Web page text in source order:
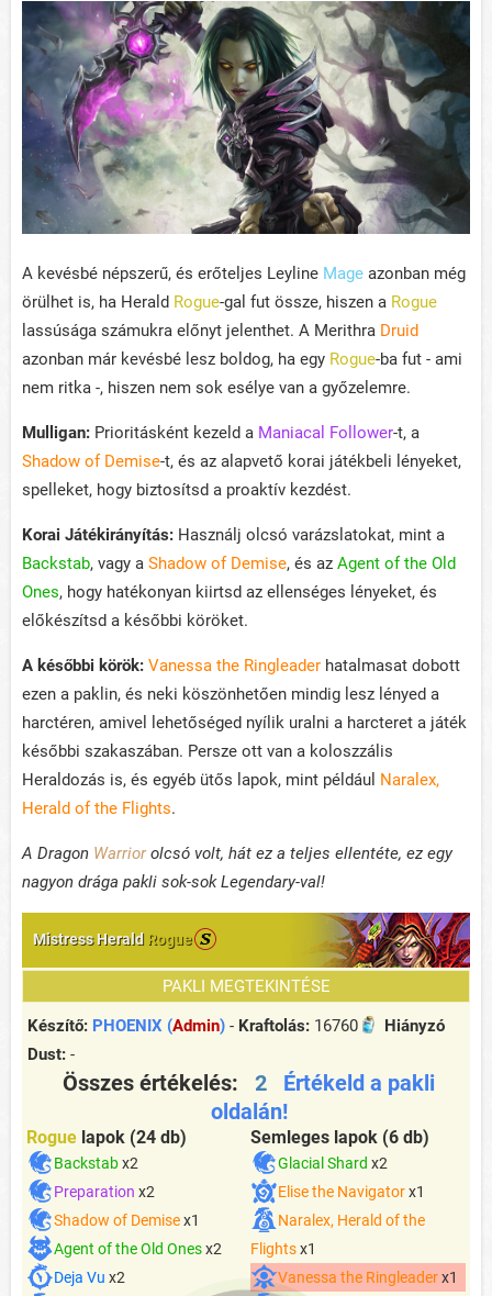
A kevésbé népszerű, és erőteljes Leyline Mage azonban még
örülhet is, ha Herald Rogue-gal fut össze, hiszen a Rogue
lassúsága számukra előnyt jelenthet. A Merithra Druid
azonban már kevésbé lesz boldog, ha egy Rogue-ba fut - ami
nem ritka -, hiszen nem sok esélye van a győzelemre.
Mulligan: Prioritásként kezeld a Maniacal Follower-t, a
Shadow of Demise-t, és az alapvető korai játékbeli lényeket,
spelleket, hogy biztosítsd a proaktív kezdést.
Korai Játékirányítás: Használj olcsó varázslatokat, mint a
Backstab, vagy a Shadow of Demise, és az Agent of the Old
Ones, hogy hatékonyan kiirtsd az ellenséges lényeket, és
előkészítsd a későbbi köröket.
A későbbi körök: Vanessa the Ringleader hatalmasat dobott
ezen a paklin, és neki köszönhetően mindig lesz lényed a
harctéren, amivel lehetőséged nyílik uralni a harcteret a játék
későbbi szakaszában. Persze ott van a koloszzális
Heraldozás is, és egyéb ütős lapok, mint például Naralex,
Herald of the Flights.
A Dragon Warriorolcsó volt, hát ez a teljes ellentéte, ez egy
nagyon drága pakli sok-sok Legendary-val!
Mistress Herald Rogue
PAKLI MEGTEKINTÉSE
Készítő: PHOENIX (Admin) - Kraftolás: 16760
Hiányzó
Dust: -
Összes értékelés: 2
Értékeld a pakli
oldalán!
Rogue lapok (24 db)
Backstabx2
Preparation x2
Shadow of Demisex1
Agent of the Old Onesx2
Deja Vu x2
Semleges lapok (6 db)
Glacial Shard x2
Elise the Navigatorx1
Naralex, Herald of the
Flightsx1
Vanessa the Ringleaderx1